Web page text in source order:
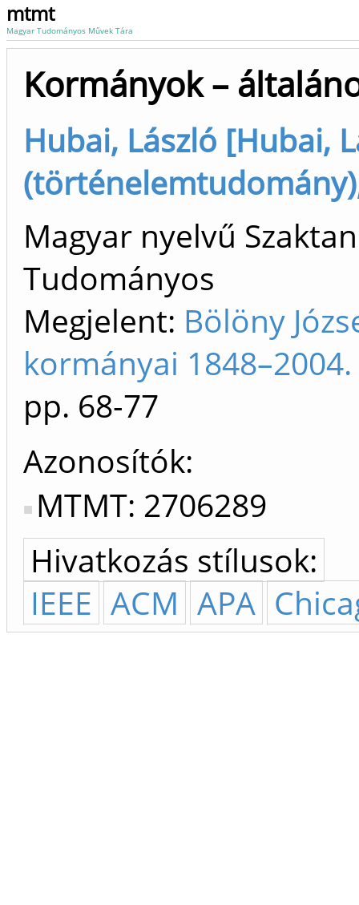
mtmt
Magyar Tudományos Művek Tára
Kormányok –
Hubai, László [Hubai,
Magyar nyelvű
Tudományos
Megjelent: Bölöny
kormányai
pp. 68-77
Azonosítók
MTMT: 2706289
Hivatkozás stílusok:
IEEE ACM APA